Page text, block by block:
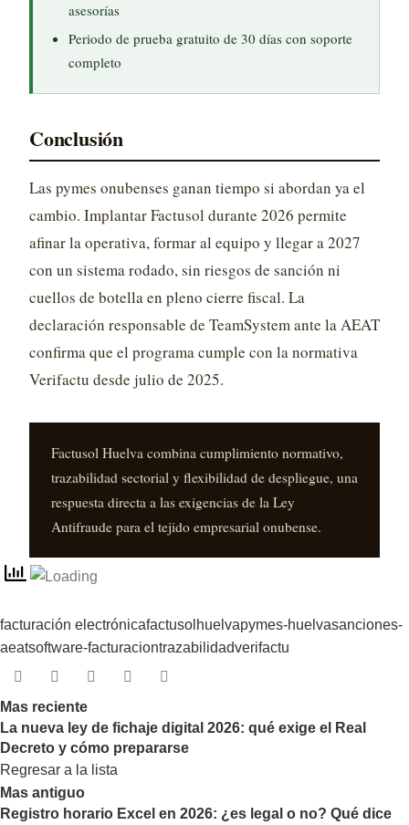
asesorías
Periodo de prueba gratuito de 30 días con soporte
completo
Conclusión
Las pymes onubenses ganan tiempo si abordan ya el
cambio. Implantar Factusol durante 2026 permite
afinar la operativa, formar al equipo y llegar a 2027
con un sistema rodado, sin riesgos de sanción ni
cuellos de botella en pleno cierre fiscal. La
declaración responsable de TeamSystem ante la AEAT
confirma que el programa cumple con la normativa
Verifactu desde julio de 2025.
Factusol Huelva combina cumplimiento normativo,
trazabilidad sectorial y flexibilidad de despliegue, una
respuesta directa a las exigencias de la Ley
Antifraude para el tejido empresarial onubense.
facturación electrónicafactusol huelvapymes-huelvasanciones-
aeatsoftware-facturaciontrazabilidadverifactu
Mas reciente
La nueva ley de fichaje digital 2026: qué exige el Real
Decreto y cómo prepararse
Regresar a la lista
Mas antiguo
Registro horario Excel en 2026: ¿es legal o no? Qué dice